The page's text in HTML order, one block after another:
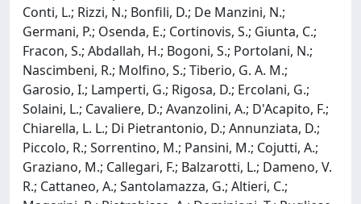
Conti, L.; Rizzi, N.; Bonfili, D.; De Manzini, N.;
Germani, P.; Osenda, E.; Cortinovis, S.; Giunta, C.;
Fracon, S.; Abdallah, H.; Bogoni, S.; Portolani, N.;
Nascimbeni, R.; Molfino, S.; Tiberio, G. A. M.;
Garosio, I.; Lamperti, G.; Rigosa, D.; Ercolani, G.;
Solaini, L.; Cavaliere, D.; Avanzolini, A.; D'Acapito, F.;
Chiarella, L. L.; Di Pietrantonio, D.; Annunziata, D.;
Piccolo, R.; Sorrentino, M.; Pansini, M.; Cojutti, A.;
Graziano, M.; Callegari, F.; Balzarotti, L.; Dameno, V.
R.; Cattaneo, A.; Santolamazza, G.; Altieri, C.;